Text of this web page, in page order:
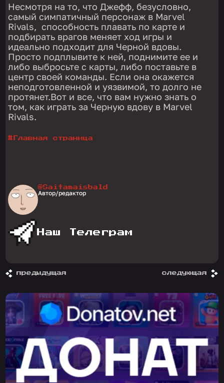
Несмотря на то, что Джефф, безусловно,
самый симпатичный персонаж в Marvel
Rivals, способность плавать по карте и
подбирать врагов меняет ход игры и
идеально подходит для Черной вдовы.
Просто подплывите к ней, поднимите ее и
либо выбросьте с карты, либо поставьте в
центр своей команды. Если она окажется
неподготовленной и уязвимой, то долго не
протянет.Вот и все, что вам нужно знать о
том, как играть за Черную вдову в Marvel
Rivals.
# Главная страница
@Saitamaisbald
Автор/редактор
Наш Телеграм
предыдущая следующая